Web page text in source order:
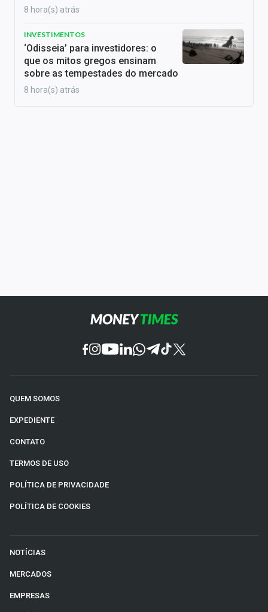
8 hora(s) atrás
INVESTIMENTOS
‘Odisseia’ para investidores: o
que os mitos gregos ensinam
sobre as tempestades do mercado
8 hora(s) atrás
QUEM SOMOS
EXPEDIENTE
CONTATO
TERMOS DE USO
POLÍTICA DE PRIVACIDADE
POLÍTICA DE COOKIES
NOTÍCIAS
MERCADOS
EMPRESAS